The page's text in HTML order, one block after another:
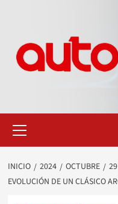
primario
INICIO 2024 OCTUBRE 29
EVOLUCIÓN DE UN CLÁSICO